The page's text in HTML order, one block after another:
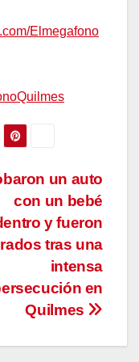
Elmegafono
un auto
con un bebé
y fueron
tras una
intensa
en
Quilmes